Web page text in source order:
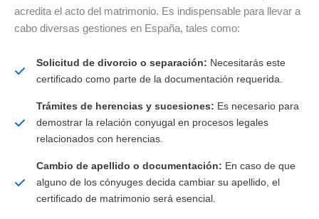
acredita el acto del matrimonio. Es indispensable para llevar a
cabo diversas gestiones en España, tales como:
Solicitud de divorcio o separación: Necesitarás este
certificado como parte de la documentación requerida.
Trámites de herencias y sucesiones: Es necesario para
demostrar la relación conyugal en procesos legales
relacionados con herencias.
Cambio de apellido o documentación: En caso de que
alguno de los cónyuges decida cambiar su apellido, el
certificado de matrimonio será esencial.